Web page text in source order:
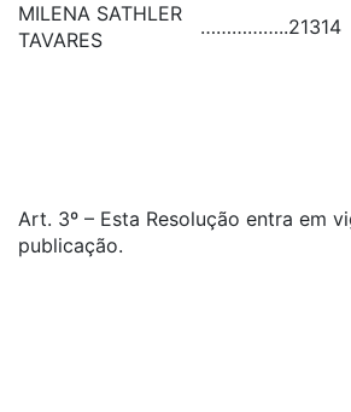
MILENA SATHLER
TAVARES
……………..21314
Art. 3º – Esta Resolução entra em
publicação.